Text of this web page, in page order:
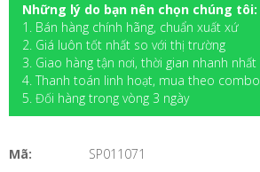
Những lý do bạn nên chọn chúng tôi:
1. Bán hàng chính hãng, chuẩn xuất xứ
2. Giá luôn tốt nhất so với thị trường
3. Giao hàng tận nơi, thời gian nhanh nhất
4. Thanh toán linh hoạt, mua theo combo
5. Đối hàng trong vòng 3 ngày
Mã: SP011071